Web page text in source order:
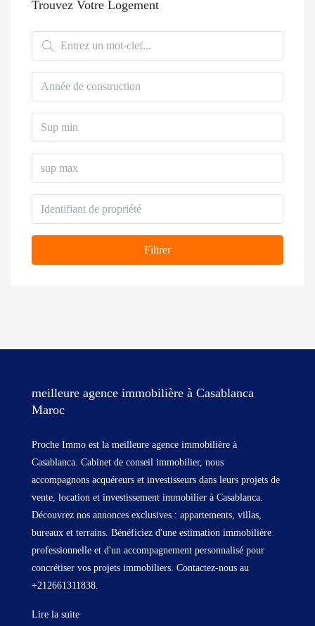
Trouvez Votre Logement
Filtrer
meilleure agence immobilière à Casablanca
Maroc
Proche Immo est la meilleure agence immobilière à
Casablanca. Cabinet de conseil immobilier, nous
accompagnons acquéreurs et investisseurs dans leurs projets de
vente, location et investissement immobilier à Casablanca.
Découvrez nos annonces exclusives : appartements, villas,
bureaux et terrains. Bénéficiez d'une estimation immobilière
professionnelle et d'un accompagnement personnalisé pour
concrétiser vos projets immobiliers. Contactez-nous au
+212661311838.
Lire la suite